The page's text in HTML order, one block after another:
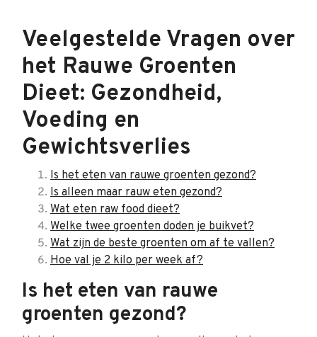
Veelgestelde Vragen over
het Rauwe Groenten
Dieet: Gezondheid,
Voeding en
Gewichtsverlies
Is het eten van rauwe groenten gezond?
Is alleen maar rauw eten gezond?
Wat eten raw food dieet?
Welke twee groenten doden je buikvet?
Wat zijn de beste groenten om af te vallen?
Hoe val je 2 kilo per week af?
Is het eten van rauwe
groenten gezond?